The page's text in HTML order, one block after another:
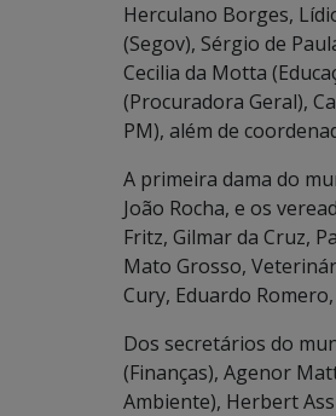
Herculano Borges,
(Segov), Sérgio de
Cecilia da Motta
(Procuradora Geral),
PM), além de
A primeira dama do
João Rocha, e os
Fritz, Gilmar da Cruz,
Mato Grosso,
Cury, Eduardo
Dos secretários do
(Finanças), Agenor
Ambiente), Herbert